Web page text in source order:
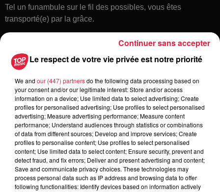
Tel un funambule sur le fil des possibles, vous êtes
transporté(e) par la grâce.
Toute l'actu
6 août 2026
À Hoerdt, de l’eau brune sort des
robinets
Le respect de votre vie privée est notre priorité
We and our (447) partnersdo the following data processing based on
your consent and/or our legitimate interest: Store and/or access
information on a device; Use limited data to select advertising; Create
profiles for personalised advertising; Use profiles to select personalised
advertising; Measure advertising performance; Measure content
performance; Understand audiences through statistics or combinations
of data from different sources; Develop and improve services; Create
profiles to personalise content; Use profiles to select personalised
content; Use limited data to select content; Ensure security, prevent and
detect fraud, and fix errors; Deliver and present advertising and content;
Save and communicate privacy choices. These technologies may
process personal data such as IP address and browsing data to offer
following functionalities: Identify devices based on information actively
Continuer sans accepter